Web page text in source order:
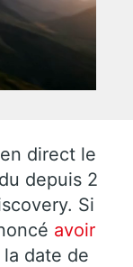
direct le
depuis 2
Si
avoir
date de